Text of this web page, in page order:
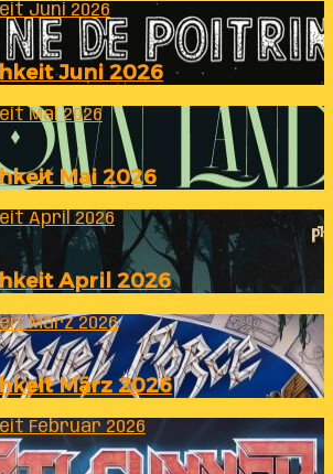
Juni 2026
Juni 2026
Mai 2026
Mai 2026
April 2026
April 2026
März 2026
März 2026
Februar 2026